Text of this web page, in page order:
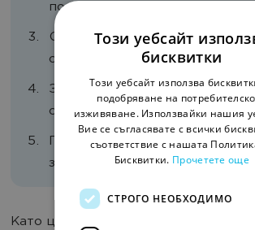
подобрения по сайта.
Отбелязване при смяна на
сайта.
За отбелязване на важна
следвало да донесе повече
При имплементация на ръчни
задължително.
Като цяло, няма ограничения за
Този уебсайт
бисквитки
Този уебсайт използва
подобряване на
изживяване. Използвайки нашия
Вие се съгласявате с всички
съответствие с нашата
Бисквитки. Прочетете още
СТРОГО НЕОБХОДИМО